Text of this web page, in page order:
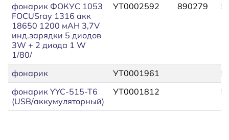
фонарик ФОКУС 1053
FOCUSray 1316 акк
18650 1200 мАН 3,7V
инд.зарядки 5 диодов
3W + 2 диода 1 W
1/80/
УТ0002592 890279
фонарик УТ0001961
фонарик YYC-515-T6
(USB/аккумуляторный)
УТ0001812